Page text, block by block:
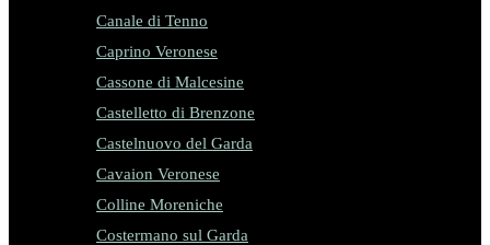
Canale di Tenno
Caprino Veronese
Cassone di Malcesine
Castelletto di Brenzone
Castelnuovo del Garda
Cavaion Veronese
Colline Moreniche
Costermano sul Garda